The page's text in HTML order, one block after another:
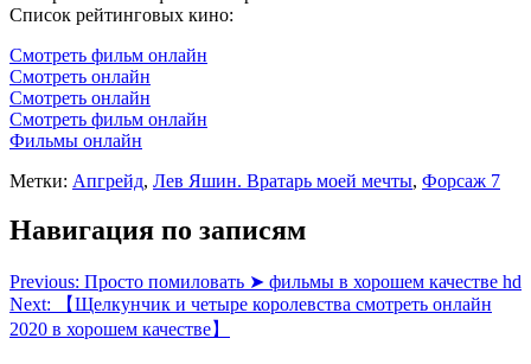
Список рейтинговых кино:
Смотреть фильм онлайн
Смотреть онлайн
Смотреть онлайн
Смотреть фильм онлайн
Фильмы онлайн
Метки: Апгрейд, Лев Яшин. Вратарь моей мечты, Форсаж 7
Навигация по записям
Previous: Просто помиловать ➤ фильмы в хорошем качестве hd
Next:
【Щелкунчик и четыре королевства смотреть онлайн
2020 в хорошем качестве】